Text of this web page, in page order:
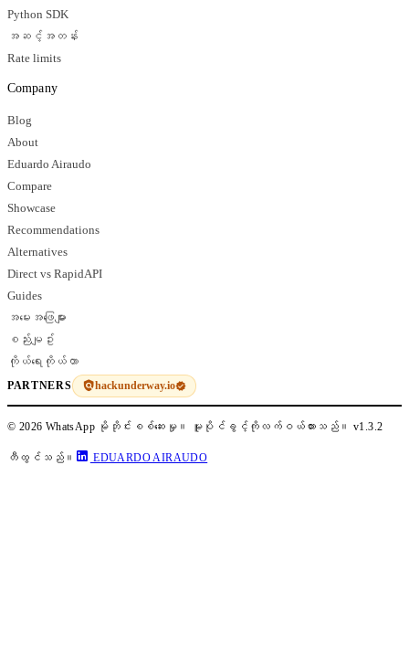
Python SDK
အဆင့်အတန်း
Rate limits
Company
Blog
About
Eduardo Airaudo
Compare
Showcase
Recommendations
Alternatives
Direct vs RapidAPI
Guides
အမေးအဖြေများ
စည်းမျဥ်း
ကိုယ်ရေးကိုယ်တာ
PARTNERS hackunderway.io
© 2026 WhatsApp မိုဘိုင်းစစ်ဆေးမှု။ မူပိုင်ခွင့်ကိုလက်ဝယ်ထားသည်။ v1.3.2
တီထွင်သည်။ EDUARDO AIRAUDO